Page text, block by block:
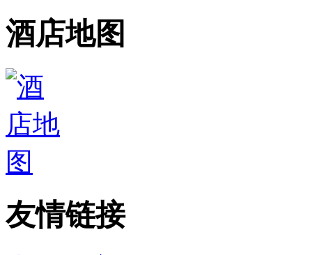
酒店地图
友情链接